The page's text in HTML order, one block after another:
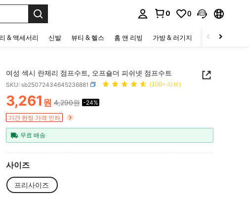
0 0
& 액세서리 신발 뷰티 & 헬스 홈 앤 리빙 가방 & 러기지 스포츠 & 아웃
여성 섹시 란제리 점프수트, 오프숄더 피쉬넷 점프수트
SKU: sb25072434645236881 (100+ 리뷰)
PRICE AND AVAILABILITY
3,261원 4,290원 -24%
기간 한정 가격 인하
무료 배송
사이즈
프리사이즈